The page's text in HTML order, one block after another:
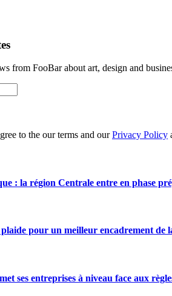
from FooBar about art, design and
to the our terms and ourPrivacy Policy
: la région Centrale entre en phase
pour un meilleur encadrement de
ses entreprises à niveau face aux